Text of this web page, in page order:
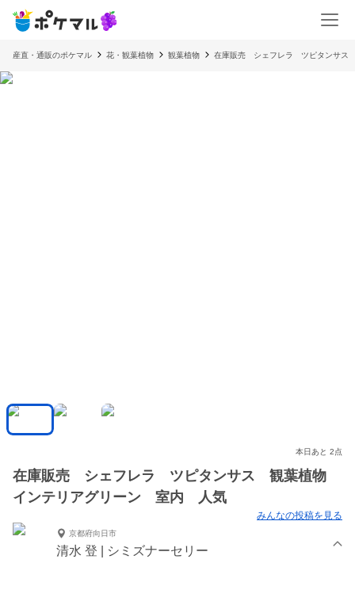
産直・通販のポケマル 花・観葉植物 観葉植物 在庫販売 シェフレラ ツピタンサ
本日あと 2点
在庫販売 シェフレラ ツピタンサス 観葉植物
インテリアグリーン 室内 人気
みんなの投稿を見る
京都府向日市
清水 登 | シミズナーセリー